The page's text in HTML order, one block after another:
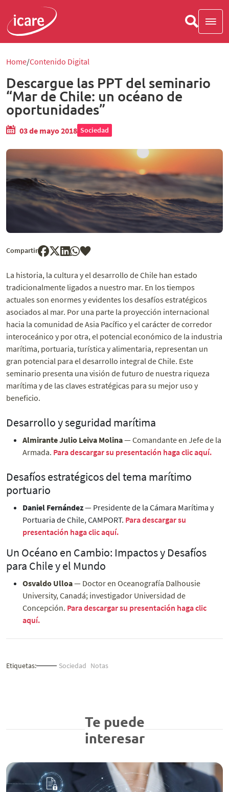
Home Contenido Digital
Descargue las PPT del seminario
“Mar de Chile: un océano de
oportunidades”
03 de mayo 2018 Sociedad
Compartir
La historia, la cultura y el desarrollo de Chile han estado
tradicionalmente ligados a nuestro mar. En los tiempos
actuales son enormes y evidentes los desafíos estratégicos
asociados al mar. Por una parte la proyección internacional
hacia la comunidad de Asia Pacífico y el carácter de corredor
interoceánico y por otra, el potencial económico de la industria
marítima, portuaria, turística y alimentaria, representan un
gran potencial para el desarrollo integral de Chile. Este
seminario presenta una visión de futuro de nuestra riqueza
marítima y de las claves estratégicas para su mejor uso y
beneficio.
Desarrollo y seguridad marítima
Almirante Julio Leiva Molina— Comandante en Jefe de la
Armada. Para descargar su presentación haga clic aquí.
Desafíos estratégicos del tema marítimo
portuario
Daniel Fernández— Presidente de la Cámara Marítima y
Portuaria de Chile, CAMPORT. Para descargar su
presentación haga clic aquí.
Un Océano en Cambio: Impactos y Desafíos
para Chile y el Mundo
Osvaldo Ulloa— Doctor en Oceanografía Dalhousie
University, Canadá; investigador Universidad de
Concepción. Para descargar su presentación haga clic
aquí.
Etiquetas: Sociedad Notas
Te puede
interesar